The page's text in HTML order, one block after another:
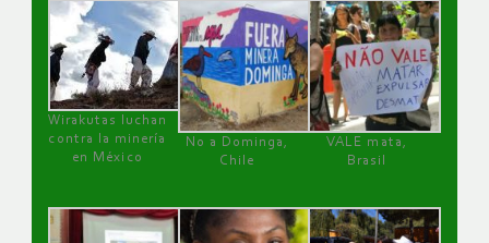
Wirakutas luchan
contra la minería
en México
No a Dominga,
Chile
VALE mata,
Brasil